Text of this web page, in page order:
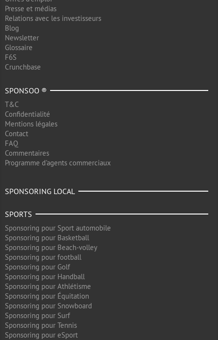
Presse et médias
Relations avec les investisseurs
Blog
Newsletter
Glossaire
F6S
Crunchbase
SPONSOO ®
T&C
Confidentialité
Mentions légales
Contact
FAQ
Commentaires
Programme d'agents commerciaux
SPONSORING LOCAL
SPORTS
Sponsoring pour Sport automobile
Sponsoring pour Basketball
Sponsoring pour Beach-volley
Sponsoring pour football
Sponsoring pour Golf
Sponsoring pour Handball
Sponsoring pour Athlétisme
Sponsoring pour Équitation
Sponsoring pour Snowboard
Sponsoring pour Surf
Sponsoring pour Tennis
Sponsoring pour eSport